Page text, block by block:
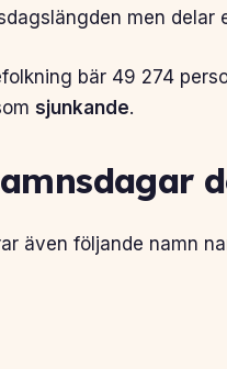
men delar
bär 49 274
sjunkande.
även följande namn